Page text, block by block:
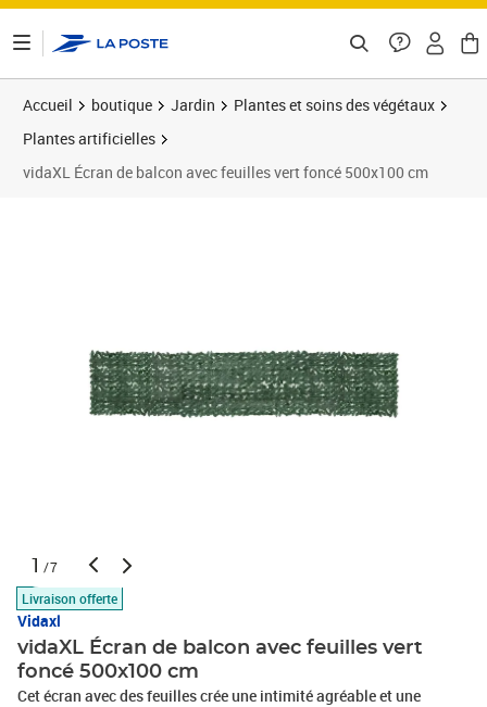
Accueil boutique Jardin
Plantes et soins des végétaux
Plantes artificielles
vidaXL Écran de balcon avec feuilles vert foncé 500x100 cm
1 /7
Livraison offerte
Vidaxl
vidaXL Écran de balcon avec feuilles vert
foncé 500x100 cm
Cet écran avec des feuilles crée une intimité agréable et une